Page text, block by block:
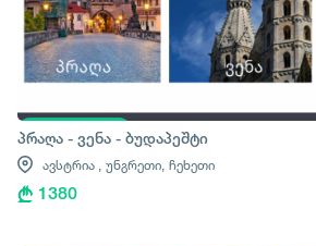
პრაღა - ვენა - ბუდაპეშტი
ავსტრია , უნგრეთი, ჩეხეთი
1380